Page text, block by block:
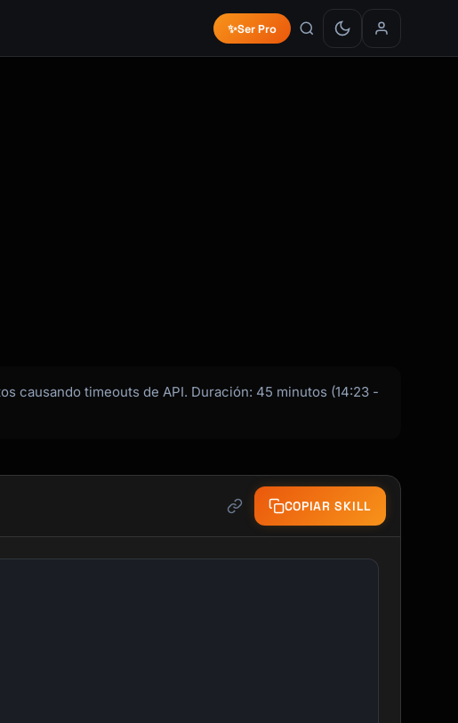
✨Ser Pro
causando timeouts de API. Duración: 45 minutos (14:23 -
COPIAR SKILL